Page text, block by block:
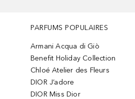
PARFUMS POPULAIRES
Armani Acqua di Giò
Benefit Holiday Collection
Chloé Atelier des Fleurs
DIOR J’adore
DIOR Miss Dior